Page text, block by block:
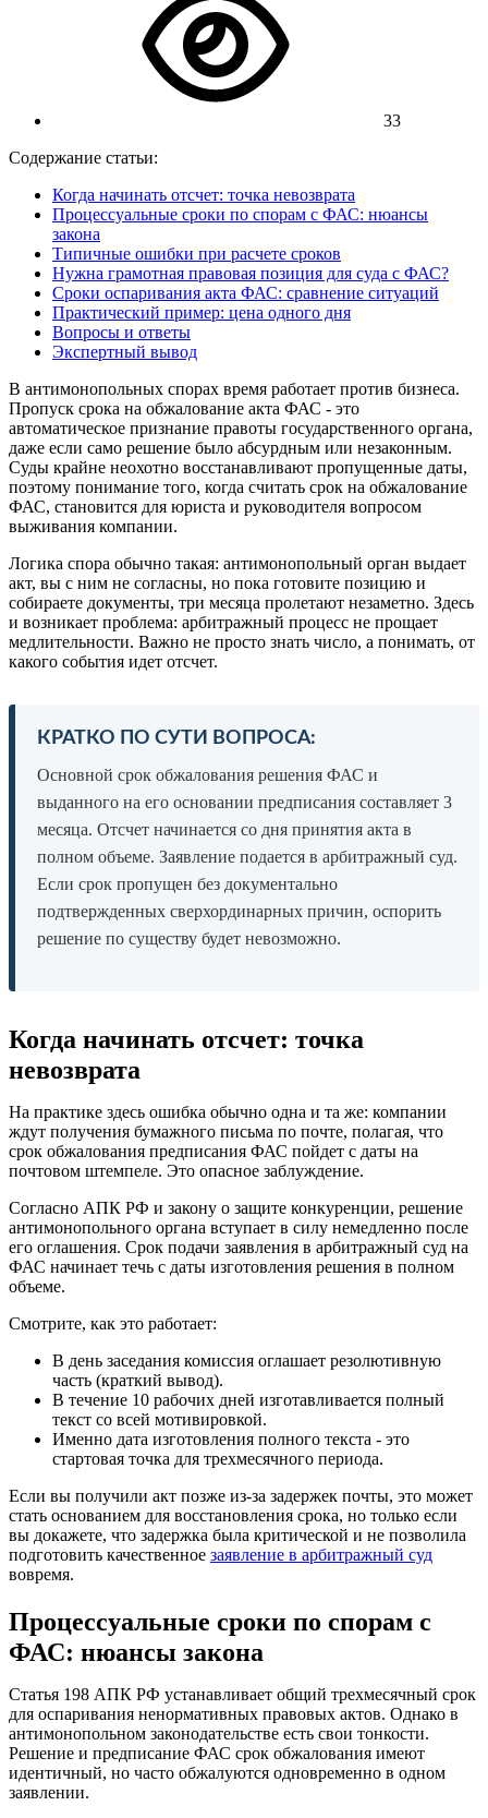
33
Содержание статьи:
Когда начинать отсчет: точка невозврата
Процессуальные сроки по спорам с ФАС: нюансы
закона
Типичные ошибки при расчете сроков
Нужна грамотная правовая позиция для суда с ФАС?
Сроки оспаривания акта ФАС: сравнение ситуаций
Практический пример: цена одного дня
Вопросы и ответы
Экспертный вывод
В антимонопольных спорах время работает против бизнеса.
Пропуск срока на обжалование акта ФАС - это
автоматическое признание правоты государственного органа,
даже если само решение было абсурдным или незаконным.
Суды крайне неохотно восстанавливают пропущенные даты,
поэтому понимание того, когда считать срок на обжалование
ФАС, становится для юриста и руководителя вопросом
выживания компании.
Логика спора обычно такая: антимонопольный орган выдает
акт, вы с ним не согласны, но пока готовите позицию и
собираете документы, три месяца пролетают незаметно. Здесь
и возникает проблема: арбитражный процесс не прощает
медлительности. Важно не просто знать число, а понимать, от
какого события идет отсчет.
КРАТКО ПО СУТИ ВОПРОСА:
Основной срок обжалования решения ФАС и
выданного на его основании предписания составляет 3
месяца. Отсчет начинается со дня принятия акта в
полном объеме. Заявление подается в арбитражный суд.
Если срок пропущен без документально
подтвержденных сверхординарных причин, оспорить
решение по существу будет невозможно.
Когда начинать отсчет: точка
невозврата
На практике здесь ошибка обычно одна и та же: компании
ждут получения бумажного письма по почте, полагая, что
срок обжалования предписания ФАС пойдет с даты на
почтовом штемпеле. Это опасное заблуждение.
Согласно АПК РФ и закону о защите конкуренции, решение
антимонопольного органа вступает в силу немедленно после
его оглашения. Срок подачи заявления в арбитражный суд на
ФАС начинает течь с даты изготовления решения в полном
объеме.
Смотрите, как это работает:
В день заседания комиссия оглашает резолютивную
часть (краткий вывод).
В течение 10 рабочих дней изготавливается полный
текст со всей мотивировкой.
Именно дата изготовления полного текста - это
стартовая точка для трехмесячного периода.
Если вы получили акт позже из-за задержек почты, это может
стать основанием для восстановления срока, но только если
вы докажете, что задержка была критической и не позволила
подготовить качественное заявление в арбитражный суд
вовремя.
Процессуальные сроки по спорам с
ФАС: нюансы закона
Статья 198 АПК РФ устанавливает общий трехмесячный срок
для оспаривания ненормативных правовых актов. Однако в
антимонопольном законодательстве есть свои тонкости.
Решение и предписание ФАС срок обжалования имеют
идентичный, но часто обжалуются одновременно в одном
заявлении.